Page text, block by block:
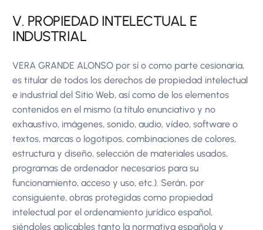
V. PROPIEDAD INTELECTUAL E
INDUSTRIAL
VERA GRANDE ALONSO por sí o como parte cesionaria,
es titular de todos los derechos de propiedad intelectual
e industrial del Sitio Web, así como de los elementos
contenidos en el mismo (a título enunciativo y no
exhaustivo, imágenes, sonido, audio, vídeo, software o
textos, marcas o logotipos, combinaciones de colores,
estructura y diseño, selección de materiales usados,
programas de ordenador necesarios para su
funcionamiento, acceso y uso, etc.). Serán, por
consiguiente, obras protegidas como propiedad
intelectual por el ordenamiento jurídico español,
siéndoles aplicables tanto la normativa española y